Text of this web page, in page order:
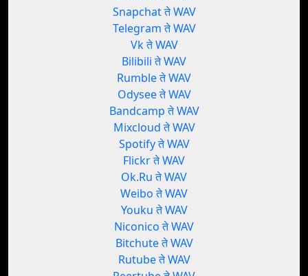
Snapchat ते WAV
Telegram ते WAV
Vk ते WAV
Bilibili ते WAV
Rumble ते WAV
Odysee ते WAV
Bandcamp ते WAV
Mixcloud ते WAV
Spotify ते WAV
Flickr ते WAV
Ok.Ru ते WAV
Weibo ते WAV
Youku ते WAV
Niconico ते WAV
Bitchute ते WAV
Rutube ते WAV